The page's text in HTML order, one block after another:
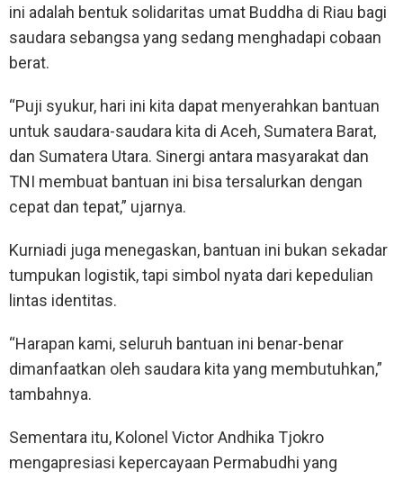
ini adalah bentuk solidaritas umat Buddha di Riau bagi
saudara sebangsa yang sedang menghadapi cobaan
berat.
“Puji syukur, hari ini kita dapat menyerahkan bantuan
untuk saudara-saudara kita di Aceh, Sumatera Barat,
dan Sumatera Utara. Sinergi antara masyarakat dan
TNI membuat bantuan ini bisa tersalurkan dengan
cepat dan tepat,” ujarnya.
Kurniadi juga menegaskan, bantuan ini bukan sekadar
tumpukan logistik, tapi simbol nyata dari kepedulian
lintas identitas.
“Harapan kami, seluruh bantuan ini benar-benar
dimanfaatkan oleh saudara kita yang membutuhkan,”
tambahnya.
Sementara itu, Kolonel Victor Andhika Tjokro
mengapresiasi kepercayaan Permabudhi yang